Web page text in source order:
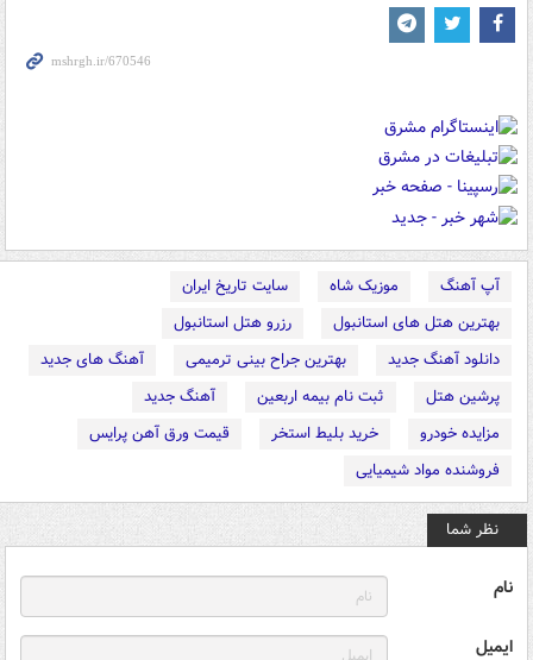
آپ آهنگ موزیک شاه
سایت تاریخ ایران
بهترین هتل های استانبول
رزرو هتل استانبول
دانلود آهنگ جدید
بهترین جراح بینی ترمیمی
آهنگ های جدید
پرشین هتل
ثبت نام بیمه اربعین
آهنگ جدید
مزایده خودرو
خرید بلیط استخر
قیمت ورق آهن پرایس
فروشنده مواد شیمیایی
نظر شما
نام
ایمیل